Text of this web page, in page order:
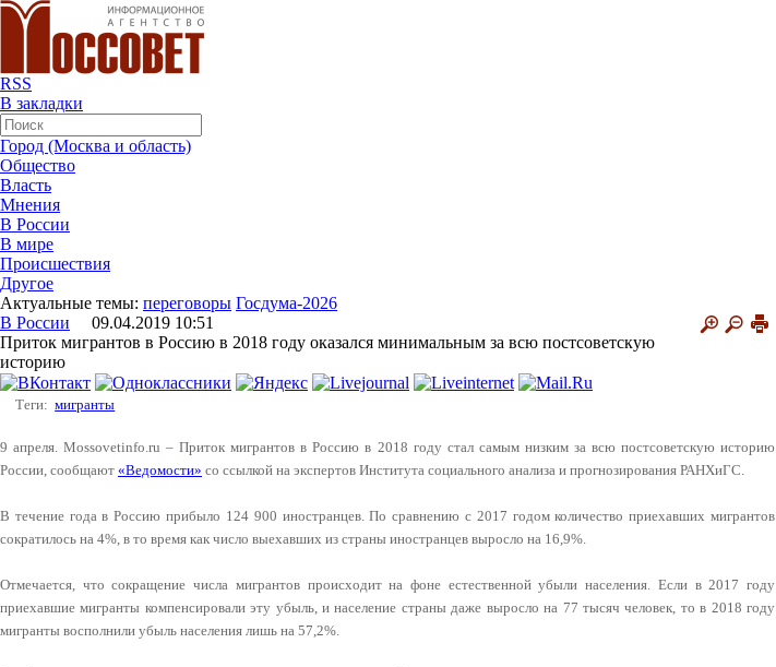
RSS
В закладки
Город (Москва и область)
Общество
Власть
Мнения
В России
В мире
Происшествия
Другое
Актуальные темы: переговоры Госдума-2026
В России 09.04.2019 10:51
Приток мигрантов в Россию в 2018 году оказался минимальным за всю постсоветскую
историю
Теги: мигранты
9 апреля. Mossovetinfo.ru – Приток мигрантов в Россию в 2018 году стал самым низким за всю постсоветскую историю
России, сообщают «Ведомости» со ссылкой на экспертов Института социального анализа и прогнозирования РАНХиГС.
В течение года в Россию прибыло 124 900 иностранцев. По сравнению с 2017 годом количество приехавших мигрантов
сократилось на 4%, в то время как число выехавших из страны иностранцев выросло на 16,9%.
Отмечается, что сокращение числа мигрантов происходит на фоне естественной убыли населения. Если в 2017 году
приехавшие мигранты компенсировали эту убыль, и население страны даже выросло на 77 тысяч человек, то в 2018 году
мигранты восполнили убыль населения лишь на 57,2%.